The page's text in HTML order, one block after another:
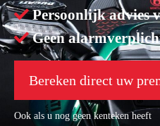
Persoonlijk advies
Geen
Bereken direct uw
Ook als u nog geen kenteken heeft